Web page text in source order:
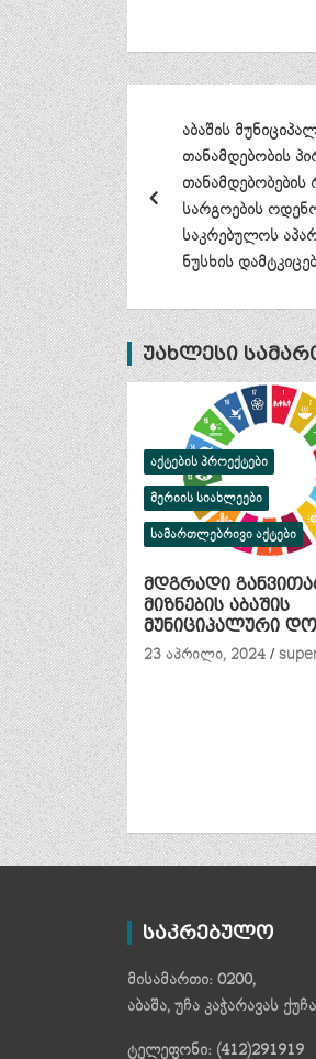
პოსტის
აბაშის
თანამდებობის
თანამდებობების
სარგოების
საკრებულოს
ნუსხის
უახლესი
ᲐᲥᲢᲔᲑᲘᲡ ᲞᲠᲝᲔᲥᲢᲔᲑᲘ
ᲛᲔᲠᲘᲘᲡ ᲡᲘᲐᲮᲚᲔᲔᲑᲘ
ᲡᲐᲛᲐᲠᲗᲚᲔᲑᲠᲘᲕᲘ ᲐᲥᲢᲔᲑᲘ
მდგრადი
მიზნების აბაშის
მუნიციპალური
23 აპრილი, 2024
საკრებულო
მისამართი: 0200,
აბაშა, უჩა კაჭარავას
ტელეფონი: (412)291919